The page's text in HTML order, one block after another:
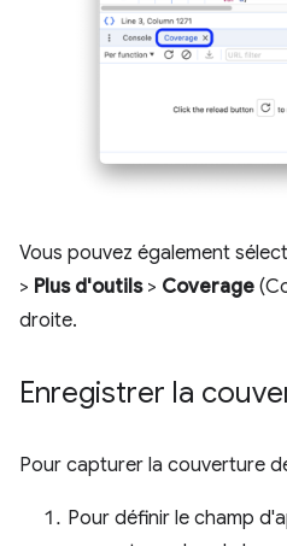
Vous pouvez également
> Plus d'outils> Coverage
droite.
Enregistrer la
Pour capturer la couverture
Pour définir le champ